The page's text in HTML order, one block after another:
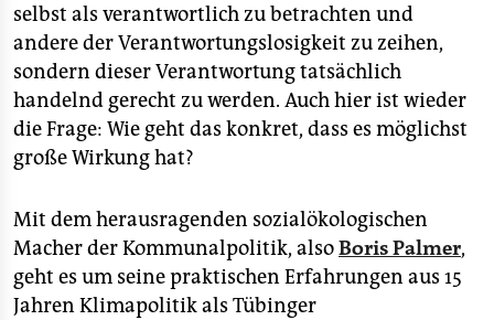
selbst als verantwortlich zu betrachten und
andere der Verantwortungslosigkeit zu zeihen,
sondern dieser Verantwortung tatsächlich
handelnd gerecht zu werden. Auch hier ist wieder
die Frage: Wie geht das konkret, dass es möglichst
große Wirkung hat?
Mit dem herausragenden sozialökologischen
Macher der Kommunalpolitik, alsoBoris Palmer,
geht es um seine praktischen Erfahrungen aus 15
Jahren Klimapolitik als Tübinger